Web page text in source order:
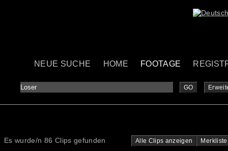
NEUE SUCHE HOME FOOTAGE
GO
Es wurde/n 86 Clips gefunden Alle Clips anzeigen Merkliste